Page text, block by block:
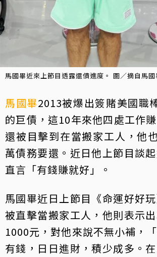
馬國畢近來上節目透露還債進度。 圖／摘自馬國
馬國畢2013被爆出簽賭美國職
的巨債，這10年來他四處工作
還被目擊到在當搬家工人，他
萬債務要還。近日他上節目談
直言「有錢賺就好」。
馬國畢近日上節目《命運好好
被直擊當搬家工人，他則表示
1000元，對他來說不無小補，
有錢，日日進財，積少成多。